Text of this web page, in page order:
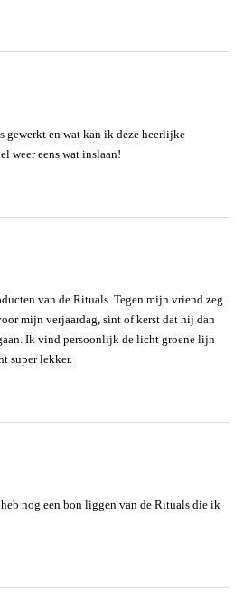
en wat kan ik deze heerlijke
weer eens wat inslaan!
van de Rituals. Tegen mijn vriend zeg
mijn verjaardag, sint of kerst dat hij dan
Ik vind persoonlijk de licht groene lijn
super lekker.
nog een bon liggen van de Rituals die ik